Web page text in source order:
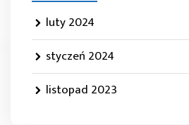
luty 2024
styczeń 2024
listopad 2023